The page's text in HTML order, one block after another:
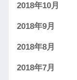
2018年10月
2018年9月
2018年8月
2018年7月